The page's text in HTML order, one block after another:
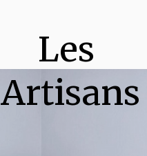
Les
Artisans